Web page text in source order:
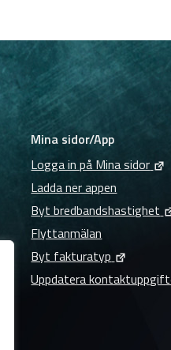
Mina sidor/App
Logga in på Mina sidor
Ladda ner appen
Byt bredbandshastighet
Flyttanmälan
Byt fakturatyp
Uppdatera